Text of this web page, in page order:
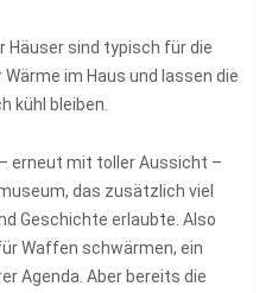
Häuser sind typisch für die
im Haus und lassen die
kühl bleiben.
erneut mit toller Aussicht –
das zusätzlich viel
Geschichte erlaubte. Also
Waffen schwärmen, ein
Agenda. Aber bereits die